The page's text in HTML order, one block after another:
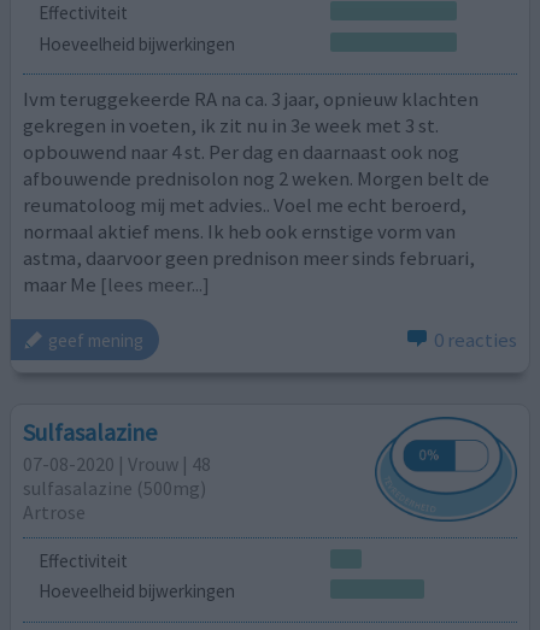
Effectiviteit
Hoeveelheid bijwerkingen
Ivm teruggekeerde RA na ca. 3 jaar, opnieuw klachten
gekregen in voeten, ik zit nu in 3e week met 3 st.
opbouwend naar 4 st. Per dag en daarnaast ook nog
afbouwende prednisolon nog 2 weken. Morgen belt de
reumatoloog mij met advies.. Voel me echt beroerd,
normaal aktief mens. Ik heb ook ernstige vorm van
astma, daarvoor geen prednison meer sinds februari,
maar Me [lees meer...]
geef mening 0 reacties
Sulfasalazine
07-08-2020 | Vrouw | 48
sulfasalazine (500mg)
Artrose
Effectiviteit
Hoeveelheid bijwerkingen